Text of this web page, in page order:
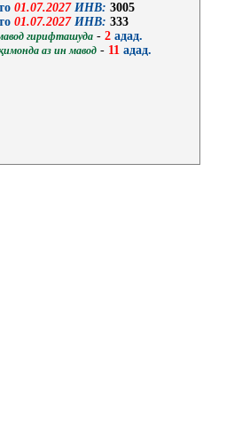
01.07.2027 ИНВ: 3005
01.07.2027 ИНВ: 333
гирифташуда - 2 адад.
аз ин мавод - 11 адад.